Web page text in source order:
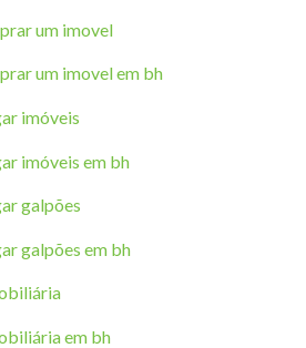
um imovel
um imovel em bh
imóveis
imóveis em bh
galpões
galpões em bh
em bh